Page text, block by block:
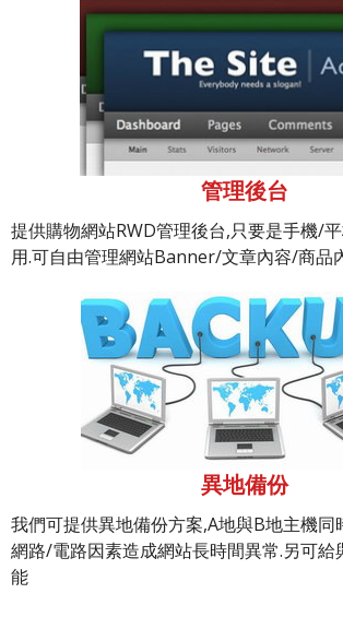
管理後台
提供購物網站RWD管理後台,只要是手機/
用.可自由管理網站Banner/文章內容/商品
異地備份
我們可提供異地備份方案,A地與B地主機同
網路/電路因素造成網站長時間異常.另可給
能